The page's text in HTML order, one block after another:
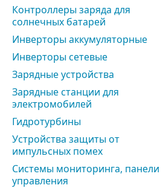
Контроллеры заряда для
солнечных батарей
Инверторы аккумуляторные
Инверторы сетевые
Зарядные устройства
Зарядные станции для
электромобилей
Гидротурбины
Устройства защиты от
импульсных помех
Системы мониторинга, панели
управления